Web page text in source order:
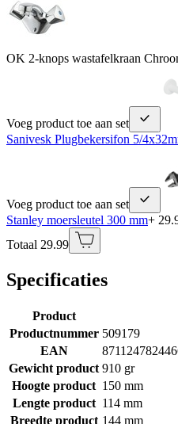
OK 2-knops wastafelkraan
Voeg product toe aan set
Sanivesk Plugbekersifon 5/
Voeg product toe aan set
Stanley moersleutel 300 mm+
Totaal 29.99
Specificaties
Product
Productnummer 509179
EAN
Gewicht product 910 gr
Hoogte product 150 mm
Lengte product 114 mm
Breedte product 144 mm